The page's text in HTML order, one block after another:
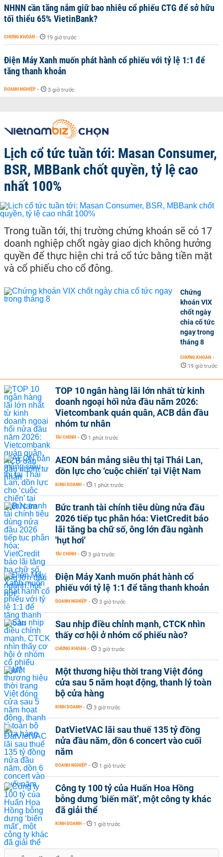
NHNN cần tăng nắm giữ bao nhiêu cổ phiếu CTG để sở hữu
tối thiểu 65% VietinBank?
CHỨNG KHOÁN - 19 giờ trước
Điện Máy Xanh muốn phát hành cổ phiếu với tỷ lệ 1:1 để
tăng thanh khoản
DOANH NGHIỆP - 3 giờ trước
Lịch cổ tức tuần tới: Masan Consumer,
BSR, MBBank chốt quyền, tỷ lệ cao
nhất 100%
Trong tuần tới, thị trường chứng khoán sẽ có 17
doanh nghiệp chốt ngày giao dịch không hưởng
quyền để thực hiện chi trả cổ tức bằng tiền mặt
và cổ phiếu cho cổ đông.
Chứng
khoán VIX
chốt ngày
chia cổ tức
ngay trong
tháng 8
CHỨNG KHOÁN -
19 giờ trước
TOP 10 ngân hàng lãi lớn nhất từ kinh
doanh ngoại hối nửa đầu năm 2026:
Vietcombank quán quân, ACB dẫn đầu
nhóm tư nhân
TÀI CHÍNH - 1 phút trước
AEON bán mảng siêu thị tại Thái Lan,
dồn lực cho ‘cuộc chiến’ tại Việt Nam
KINH DOANH - 1 phút trước
Bức tranh tài chính tiêu dùng nửa đầu
2026 tiếp tục phân hóa: VietCredit báo
lãi tăng ba chữ số, ông lớn đầu ngành
'hụt hơi'
TÀI CHÍNH - 3 giờ trước
Điện Máy Xanh muốn phát hành cổ
phiếu với tỷ lệ 1:1 để tăng thanh khoản
DOANH NGHIỆP - 3 giờ trước
Sau nhịp điều chỉnh mạnh, CTCK nhìn
thấy cơ hội ở nhóm cổ phiếu nào?
CHỨNG KHOÁN - 3 giờ trước
Một thương hiệu thời trang Việt đóng
cửa sau 5 năm hoạt động, thanh lý toàn
bộ cửa hàng
KINH DOANH - 3 giờ trước
DatVietVAC lãi sau thuế 135 tỷ đồng
nửa đầu năm, dồn 6 concert vào cuối
năm
DOANH NGHIỆP - 1 giờ trước
Công ty 100 tỷ của Huấn Hoa Hồng
bỗng dưng ‘biến mất’, một công ty khác
đã giải thể
KINH DOANH - 1 giờ trước